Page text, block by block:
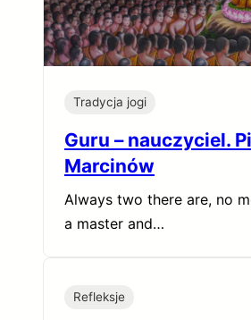
Tradycja jogi
Guru – nauczyciel.
Marcinów
Always two there are, no
a master and…
Refleksje